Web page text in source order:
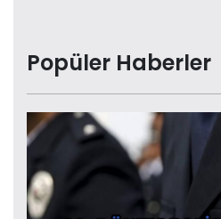
Popüler Haberler